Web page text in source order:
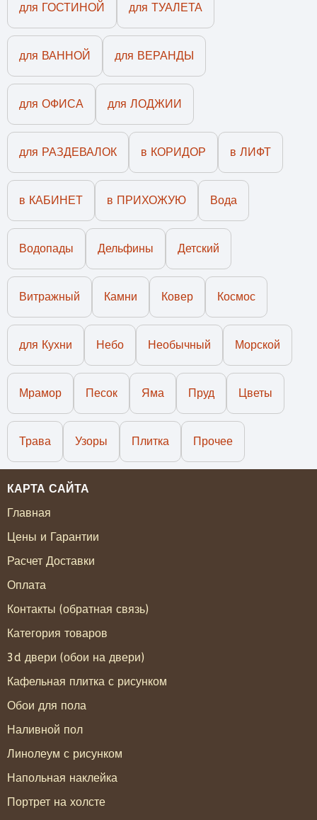
для ГОСТИНОЙ для ТУАЛЕТА
для ВАННОЙ для ВЕРАНДЫ
для ОФИСА для ЛОДЖИИ
для РАЗДЕВАЛОК в КОРИДОР в ЛИФТ
в КАБИНЕТ в ПРИХОЖУЮ Вода
Водопады Дельфины Детский
Витражный Камни Ковер Космос
для Кухни Небо Необычный Морской
Мрамор Песок Яма Пруд Цветы
Трава Узоры Плитка Прочее
КАРТА САЙТА
Главная
Цены и Гарантии
Расчет Доставки
Оплата
Контакты (обратная связь)
Категория товаров
3d двери (обои на двери)
Кафельная плитка с рисунком
Обои для пола
Наливной пол
Линолеум с рисунком
Напольная наклейка
Портрет на холсте